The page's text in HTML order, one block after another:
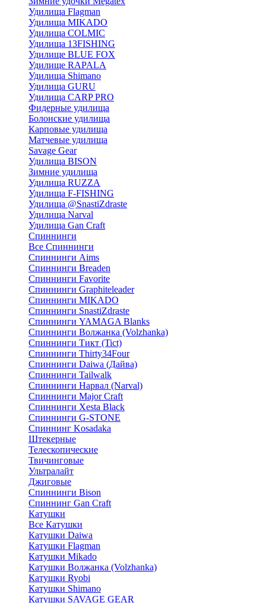
Удилища Flagman
Удилища MIKADO
Удилища COLMIC
Удилища 13FISHING
Удилище BLUE FOX
Удилище RAPALA
Удилища Shimano
Удилища GURU
Удилища CARP PRO
Фидерные удилища
Болонские удилища
Карповые удилища
Матчевые удилища
Savage Gear
Удилища BISON
Зимние удилища
Удилища RUZZA
Удилища F-FISHING
Удилища @SnastiZdraste
Удилища Narval
Удилища Gan Craft
Спиннинги
Все Спиннинги
Спиннинги Aims
Спиннинги Breaden
Спиннинги Favorite
Спиннинги Graphiteleader
Спиннинги MIKADO
Спиннинги SnastiZdraste
Спиннинги YAMAGA Blanks
Спиннинги Волжанка (Volzhanka)
Спиннинги Тикт (Tict)
Спиннинги Thirty34Four
Спиннинги Daiwa (Дайва)
Спиннинги Tailwalk
Спиннинги Нарвал (Narval)
Спиннинги Major Craft
Спиннинги Xesta Black
Спиннинги G-STONE
Спиннинг Kosadaka
Штекерные
Телескопические
Твичинговые
Ультралайт
Джиговые
Спиннинги Bison
Спиннинг Gan Craft
Катушки
Все Катушки
Катушки Daiwa
Катушки Flagman
Катушки Mikado
Катушки Волжанка (Volzhanka)
Катушки Ryobi
Катушки Shimano
Катушки SAVAGE GEAR